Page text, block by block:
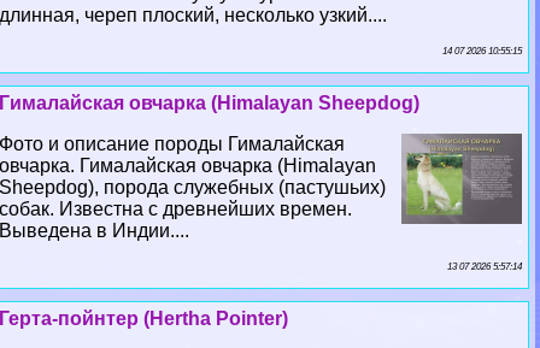
длинная, череп плоский, несколько узкий....
14 07 2026 10:55:15
Гималайская овчарка (Himalayan Sheepdog)
Фото и описание породы Гималайская
овчарка. Гималайская овчарка (Himalayan
Sheepdog), порода служебных (пастушьих)
собак. Известна с древнейших времен.
Выведена в Индии....
13 07 2026 5:57:14
Герта-пойнтер (Hertha Pointer)